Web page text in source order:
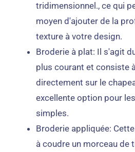
tridimensionnel., ce qui
moyen d'ajouter de la
texture à votre design.
Broderie à plat: Il s'agit
plus courant et consiste
directement sur le
excellente option pour
simples.
Broderie appliquée:
à coudre un morceau de